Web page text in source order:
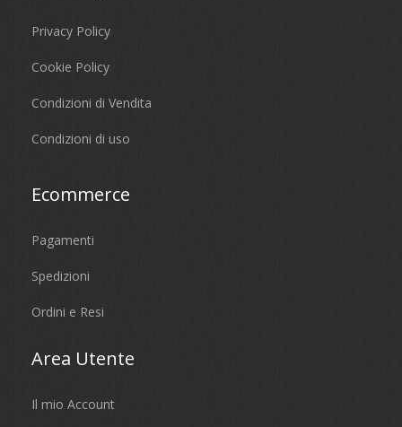
Privacy Policy
Cookie Policy
Condizioni di Vendita
Condizioni di uso
Ecommerce
Pagamenti
Spedizioni
Ordini e Resi
Area Utente
Il mio Account